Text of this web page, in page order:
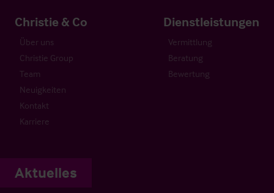
Christie & Co
Über uns
Christie Group
Team
Neuigkeiten
Kontakt
Karriere
Dienstleistungen
Vermittlung
Beratung
Bewertung
Aktuelles